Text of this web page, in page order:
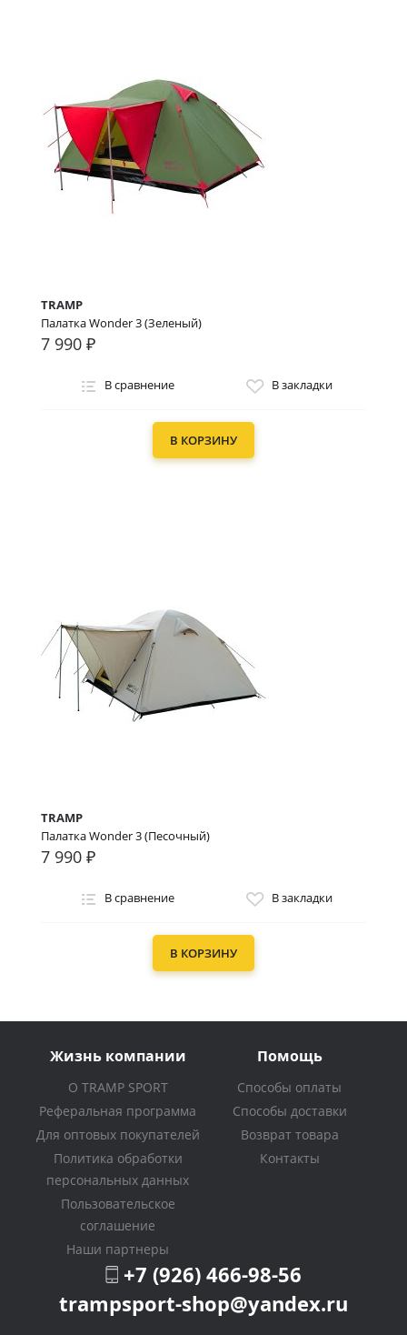
TRAMP
Палатка Wonder 3 (Зеленый)
7 990 ₽
В сравнение В закладки
В КОРЗИНУ
TRAMP
Палатка Wonder 3 (Песочный)
7 990 ₽
В сравнение В закладки
В КОРЗИНУ
Жизнь компании
О TRAMP SPORT
Реферальная программа
Для оптовых покупателей
Политика обработки
персональных данных
Пользовательское
соглашение
Наши партнеры
Помощь
Способы оплаты
Способы доставки
Возврат товара
Контакты
+7 (926) 466-98-56
trampsport-shop@yandex.ru